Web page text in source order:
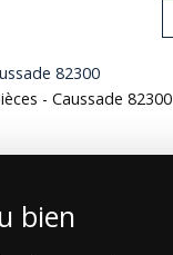
82300
- Caussade 82300
bien